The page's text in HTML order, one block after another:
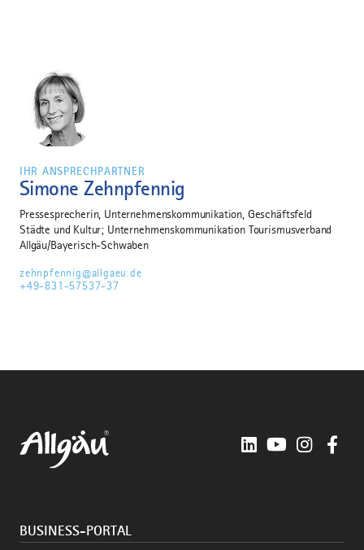
IHR ANSPRECHPARTNER
Simone Zehnpfennig
Pressesprecherin, Unternehmenskommunikation, Geschäftsfeld
Städte und Kultur; Unternehmenskommunikation Tourismusverband
Allgäu/Bayerisch-Schwaben
zehnpfennig@allgaeu.de
+49-831-57537-37
LinkedInYouTube
BUSINESS-PORTAL